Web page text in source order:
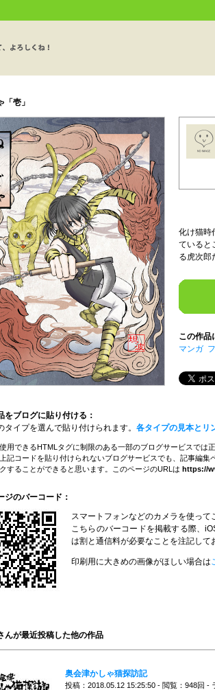
「壱」
化け猫時
ていると
る虎次郎
この作品
マンガ
をブログに貼り付ける：
タイプを選んで貼り付けられます。 各タイプの見本とリ
使用できるHTMLタグに制限のある一部のブログサービスでは
上記コードを貼り付けられないブログサービスでも、記事編
クすることができると思います。このページのURLは https://
ジのバーコード：
スマートフォンなどのカメラを使って
こちらのバーコードを掲載する際、
は割と通信料が必要なことを注記して
印刷用に大きめの画像がほしい場合は
んが最近投稿した他の作品
奥会津かしゃ猫探訪記
投稿：2018.05.12 15:25:50 - 閲覧：948回 -